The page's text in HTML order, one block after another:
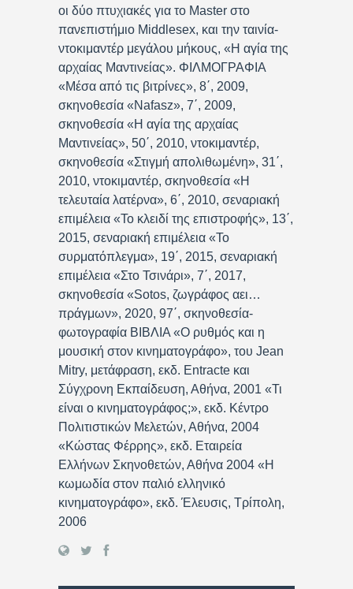
οι δύο πτυχιακές για το Master στο
πανεπιστήμιο Middlesex, και την ταινία-
ντοκιμαντέρ μεγάλου μήκους, «Η αγία της
αρχαίας Μαντινείας». ΦΙΛΜΟΓΡΑΦΙΑ
«Μέσα από τις βιτρίνες», 8΄, 2009,
σκηνοθεσία «Nafasz», 7΄, 2009,
σκηνοθεσία «Η αγία της αρχαίας
Μαντινείας», 50΄, 2010, ντοκιμαντέρ,
σκηνοθεσία «Στιγμή απολιθωμένη», 31΄,
2010, ντοκιμαντέρ, σκηνοθεσία «Η
τελευταία λατέρνα», 6΄, 2010, σεναριακή
επιμέλεια «Το κλειδί της επιστροφής», 13΄,
2015, σεναριακή επιμέλεια «Το
συρματόπλεγμα», 19΄, 2015, σεναριακή
επιμέλεια «Στο Τσινάρι», 7΄, 2017,
σκηνοθεσία «Sotos, ζωγράφος αει…
πράγμων», 2020, 97΄, σκηνοθεσία-
φωτογραφία ΒΙΒΛΙΑ «Ο ρυθμός και η
μουσική στον κινηματογράφο», του Jean
Mitry, μετάφραση, εκδ. Entracte και
Σύγχρονη Εκπαίδευση, Αθήνα, 2001 «Τι
είναι ο κινηματογράφος;», εκδ. Κέντρο
Πολιτιστικών Μελετών, Αθήνα, 2004
«Κώστας Φέρρης», εκδ. Εταιρεία
Ελλήνων Σκηνοθετών, Αθήνα 2004 «Η
κωμωδία στον παλιό ελληνικό
κινηματογράφο», εκδ. Έλευσις, Τρίπολη,
2006